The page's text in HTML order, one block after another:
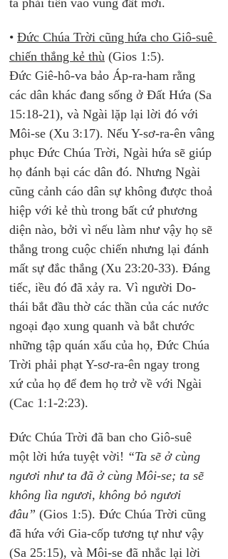
ta phải tiến vào vùng đất mới.
• Đức Chúa Trời cũng hứa cho Giô-suê
chiến thắng kẻ thù (Gios 1:5).
Đức Giê-hô-va bảo Áp-ra-ham rằng
các dân khác đang sống ở Đất Hứa (Sa
15:18-21), và Ngài lặp lại lời đó với
Môi-se (Xu 3:17). Nếu Y-sơ-ra-ên vâng
phục Đức Chúa Trời, Ngài hứa sẽ giúp
họ đánh bại các dân đó. Nhưng Ngài
cũng cảnh cáo dân sự không được thoả
hiệp với kẻ thù trong bất cứ phương
diện nào, bởi vì nếu làm như vậy họ sẽ
thắng trong cuộc chiến nhưng lại đánh
mất sự đắc thắng (Xu 23:20-33). Đáng
tiếc, iều đó đã xảy ra. Vì người Do-
thái bắt đầu thờ các thần của các nước
ngoại đạo xung quanh và bắt chước
những tập quán xấu của họ, Đức Chúa
Trời phải phạt Y-sơ-ra-ên ngay trong
xứ của họ để đem họ trở về với Ngài
(Cac 1:1-2:23).
Đức Chúa Trời đã ban cho Giô-suê
một lời hứa tuyệt vời! “Ta sẽ ở cùng
ngươi như ta đã ở cùng Môi-se; ta sẽ
không lìa ngươi, không bỏ ngươi
đâu” (Gios 1:5). Đức Chúa Trời cũng
đã hứa với Gia-cốp tương tự như vậy
(Sa 25:15), và Môi-se đã nhắc lại lời